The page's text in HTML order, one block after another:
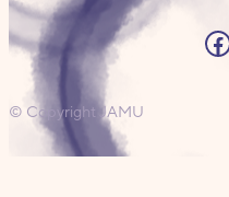
Facebook
© Copyright JAMU